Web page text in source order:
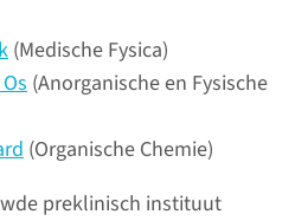
(Medische Fysica)
(Anorganische en Fysische
(Organische Chemie)
preklinisch instituut